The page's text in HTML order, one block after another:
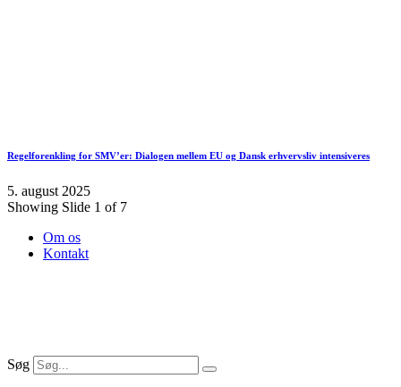
Regelforenkling for SMV’er: Dialogen mellem EU og Dansk erhvervsliv intensiveres
5. august 2025
Showing Slide 1 of 7
Om os
Kontakt
Søg